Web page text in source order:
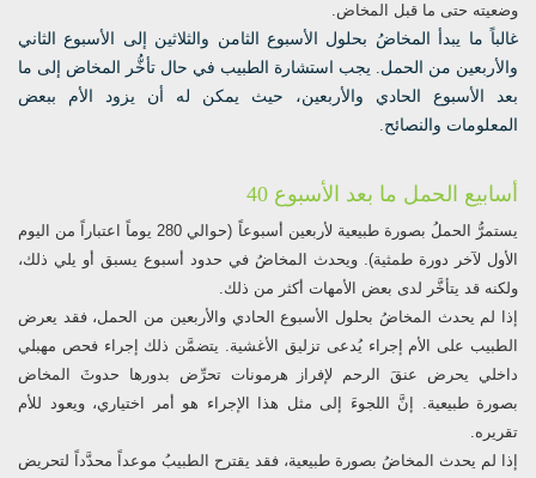
وضعيته حتى ما قبل المخاض.
غالباً ما يبدأ المخاضُ بحلول الأسبوع الثامن والثلاثين إلى الأسبوع الثاني
والأربعين من الحمل. يجب استشارة الطبيب في حال تأخُّر المخاض إلى ما
بعد الأسبوع الحادي والأربعين، حيث يمكن له أن يزود الأم ببعض
المعلومات والنصائح.
أسابيع الحمل ما بعد الأسبوع 40
يستمرُّ الحملُ بصورة طبيعية لأربعين أسبوعاً (حوالي 280 يوماً اعتباراً من اليوم
الأول لآخر دورة طمثية). ويحدث المخاضُ في حدود أسبوع يسبق أو يلي ذلك،
ولكنه قد يتأخَّر لدى بعض الأمهات أكثر من ذلك.
إذا لم يحدث المخاضُ بحلول الأسبوع الحادي والأربعين من الحمل، فقد يعرض
الطبيب على الأم إجراء يُدعى تزليق الأغشية. يتضمَّن ذلك إجراء فحص مهبلي
داخلي يحرض عنقَ الرحم لإفراز هرمونات تحرِّض بدورها حدوثَ المخاض
بصورة طبيعية. إنَّ اللجوءَ إلى مثل هذا الإجراء هو أمر اختياري، ويعود للأم
تقريره.
إذا لم يحدث المخاضُ بصورة طبيعية، فقد يقترح الطبيبُ موعداً محدَّداً لتحريض